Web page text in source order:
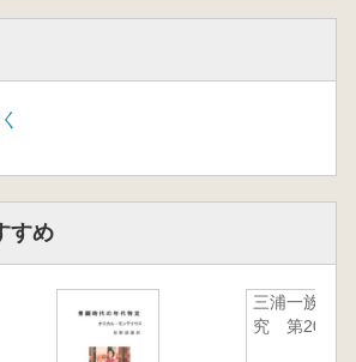
遺跡―(宮井 香・小林友佳)
木製塔婆―新潟県柏崎市丘江遺
)
夜―渡来人論の今―(端野晋平)
の考古学史 第15回
(小林達雄)
報告書・会誌新刊一覧/考古学界
すめ
三浦一族研
究 第20号